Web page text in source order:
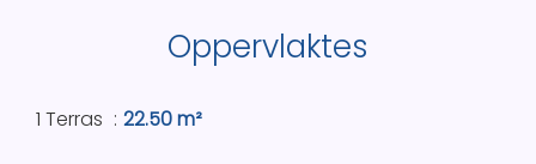
Oppervlaktes
1 Terras 22.50 m²